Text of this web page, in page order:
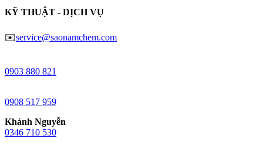
KỸ THUẬT - DỊCH VỤ
✉️service@saonamchem.com
0903 880 821
0908 517 959
Khánh Nguyễn
0346 710 530